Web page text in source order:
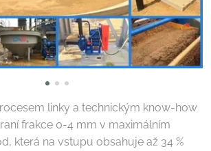
linky a technickým know-how
frakce 0-4 mm v maximálním
která na vstupu obsahuje až 34 %